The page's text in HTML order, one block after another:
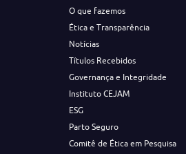
O que fazemos
Ética e Transparência
Notícias
Títulos Recebidos
Governança e Integridade
Instituto CEJAM
ESG
Parto Seguro
Comitê de Ética em Pesquisa